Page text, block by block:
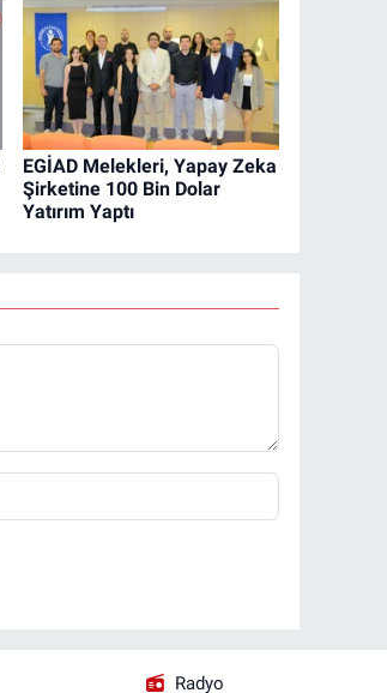
EGİAD Melekleri, Yapay Zeka
Şirketine 100 Bin Dolar
Yatırım Yaptı
Radyo